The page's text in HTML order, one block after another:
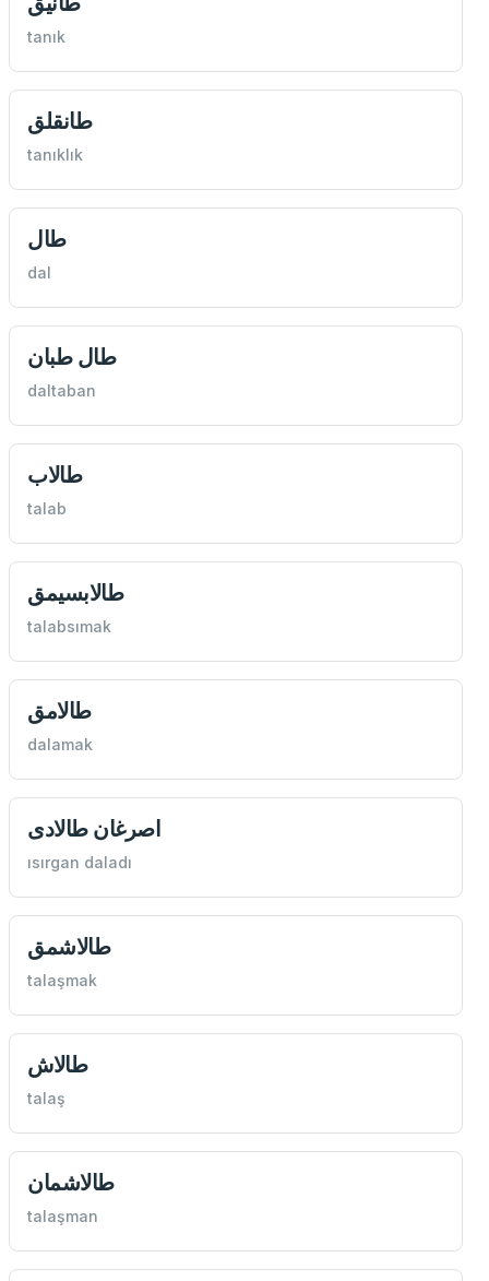
tanık
طانقلق
tanıklık
طال
dal
طال طبان
daltaban
طالاب
talab
طالابسيمق
talabsımak
طالامق
dalamak
اصرغان طالادی
ısırgan daladı
طالاشمق
talaşmak
طالاش
talaş
طالاشمان
talaşman